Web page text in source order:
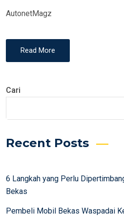
AutonetMagz
Read More
Cari
Recent Posts
6 Langkah yang Perlu
Bekas
Pembeli Mobil Bekas Waspadai